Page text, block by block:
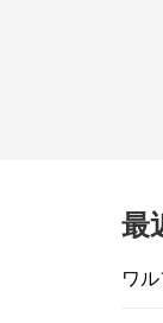
最
ワ